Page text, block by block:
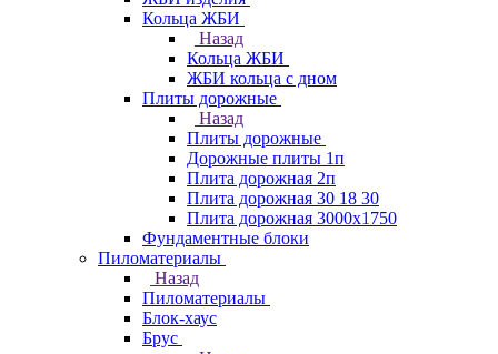
Кольца ЖБИ
Назад
Кольца ЖБИ
ЖБИ кольца с дном
Плиты дорожные
Назад
Плиты дорожные
Дорожные плиты 1п
Плита дорожная 2п
Плита дорожная 30 18 30
Плита дорожная 3000х1750
Фундаментные блоки
Пиломатериалы
Назад
Пиломатериалы
Блок-хаус
Брус